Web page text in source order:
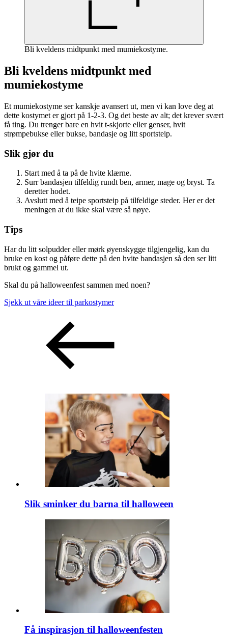
Bli kveldens midtpunkt med mumiekostyme.
Bli kveldens midtpunkt med
mumiekostyme
Et mumiekostyme ser kanskje avansert ut, men vi kan love deg at
dette kostymet er gjort på 1-2-3. Og det beste av alt; det krever svært
få ting. Du trenger bare en hvit t-skjorte eller genser, hvit
strømpebukse eller bukse, bandasje og litt sportsteip.
Slik gjør du
Start med å ta på de hvite klærne.
Surr bandasjen tilfeldig rundt ben, armer, mage og bryst. Ta
deretter hodet.
Avslutt med å teipe sportsteip på tilfeldige steder. Her er det
meningen at du ikke skal være så nøye.
Tips
Har du litt solpudder eller mørk øyenskygge tilgjengelig, kan du
bruke en kost og påføre dette på den hvite bandasjen så den ser litt
brukt og gammel ut.
Skal du på halloweenfest sammen med noen?
Sjekk ut våre ideer til parkostymer
Slik sminker du barna til halloween
Få inspirasjon til halloweenfesten